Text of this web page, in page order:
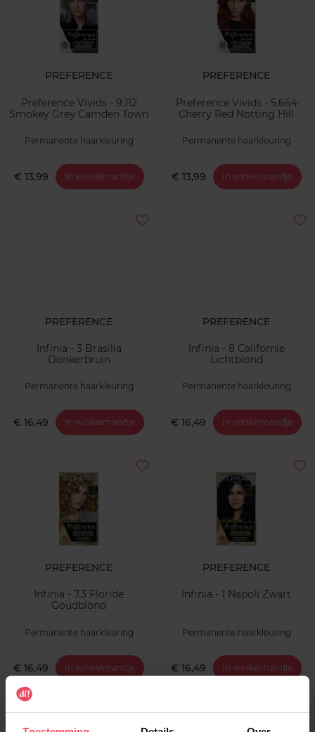
PREFERENCE
Preference Vivids - 9.112
Smokey Grey Camden Town
Permanente haarkleuring
€ 13,99 In winkelmandje
PREFERENCE
Preference Vivids - 5.664
Cherry Red Notting Hill
Permanente haarkleuring
€ 13,99 In winkelmandje
PREFERENCE
Infinia - 3 Brasilia
Donkerbruin
Permanente haarkleuring
€ 16,49 In winkelmandje
PREFERENCE
Infinia - 8 Californie
Lichtblond
Permanente haarkleuring
€ 16,49 In winkelmandje
PREFERENCE
Infinia - 7.3 Floride
Goudblond
Permanente haarkleuring
€ 16,49 In winkelmandje
PREFERENCE
Infinia - 1 Napoli Zwart
Permanente haarkleuring
€ 16,49 In winkelmandje